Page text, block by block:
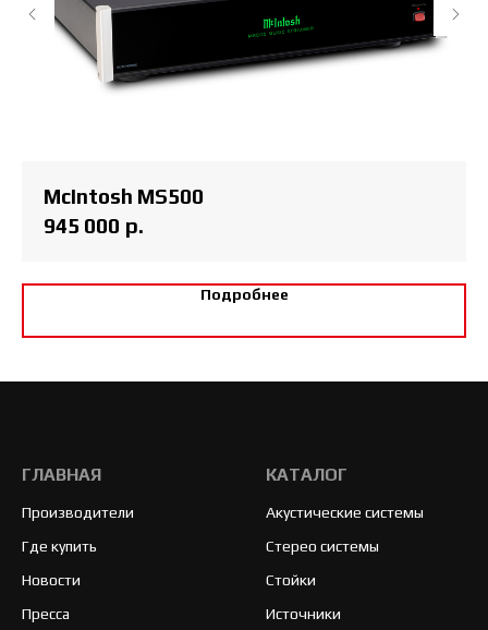
McIntosh MS500
945 000 р.
Подробнее
ГЛАВНАЯ
Производители
Где купить
Новости
Пресса
КАТАЛОГ
Акустические системы
Стерео системы
Стойки
Источники